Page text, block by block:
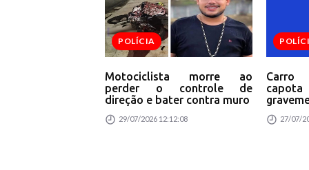
Pix
Lei
POLÍCIA
Motociclista morre ao
perder o controle de
direção e bater contra muro
29/07/2026 12:12:08
Carro
27/07/